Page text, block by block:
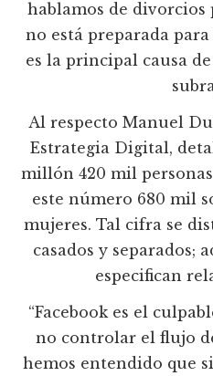
hablamos de divorcios
no está preparada
es la principal causa
Al respecto Manuel
Estrategia Digital,
millón 420 mil
este número 680 mil
mujeres. Tal cifra se
casados y separados;
especifican
“Facebook es el
no controlar el flujo
hemos entendido que